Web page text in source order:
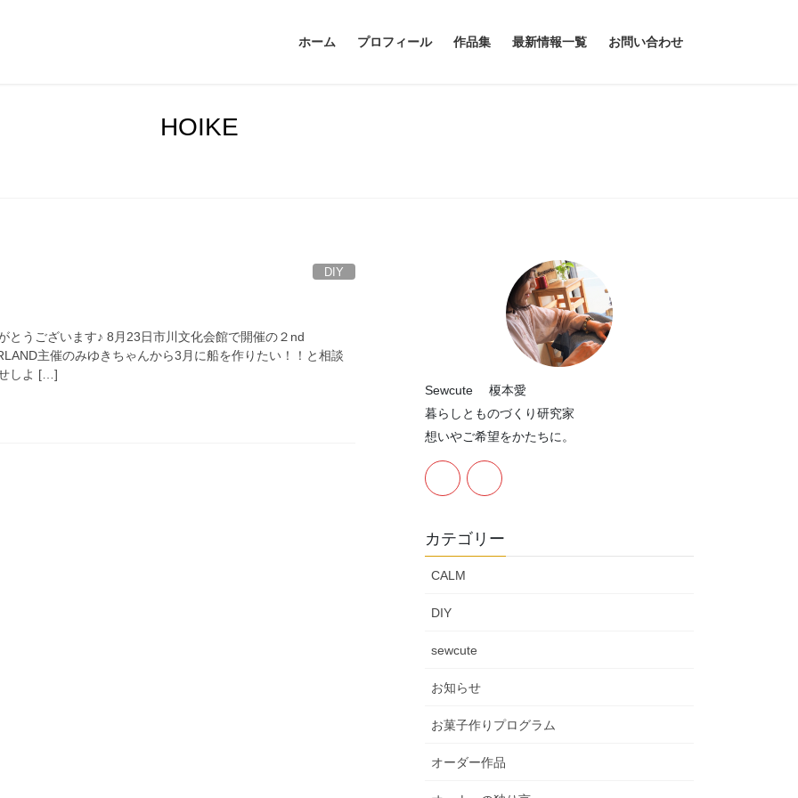
ホーム プロフィール 作品集 最新情報一覧 お問い合わせ
HOIKE
DIY
とうございます♪ 8月23日市川文化会館で開催の２nd
主催のみゆきちゃんから3月に船を作りたい！！と相談
しよ […]
Sewcute 榎本愛
暮らしとものづくり研究家
想いやご希望をかたちに。
カテゴリー
CALM
DIY
sewcute
お知らせ
お菓子作りプログラム
オーダー作品